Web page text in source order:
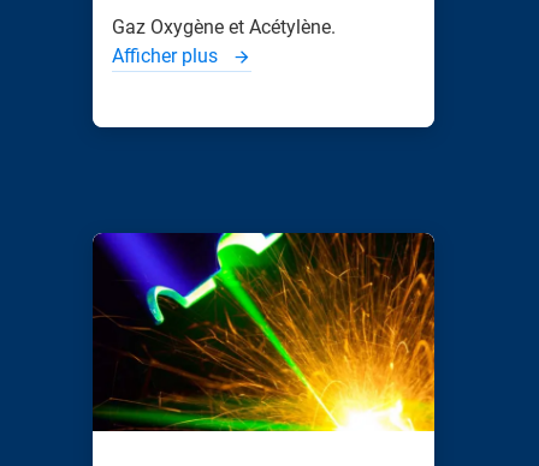
Gaz Oxygène et Acétylène.
Afficher plus